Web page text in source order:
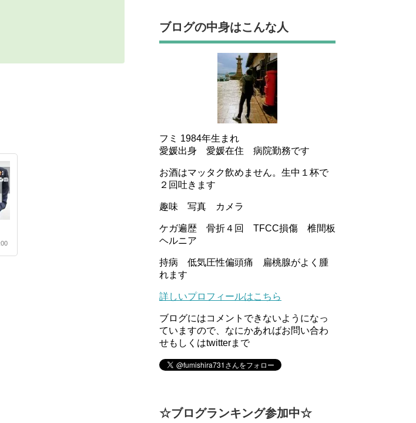
ブログの中身はこんな人
フミ 1984年生まれ
愛媛出身 愛媛在住 病院勤務です
お酒はマッタク飲めません。生中１杯で
２回吐きます
趣味 写真 カメラ
ケガ遍歴 骨折４回 TFCC損傷 椎間板
ヘルニア
持病 低気圧性偏頭痛 扁桃腺がよく腫
れます
詳しいプロフィールはこちら
ブログにはコメントできないようになっ
ていますので、なにかあればお問い合わ
せもしくはtwitterまで
☆ブログランキング参加中☆